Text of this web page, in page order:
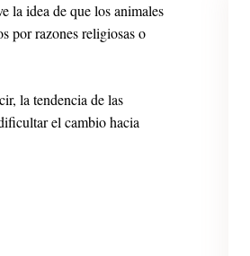
la idea de que los animales
por razones religiosas o
la tendencia de las
el cambio hacia